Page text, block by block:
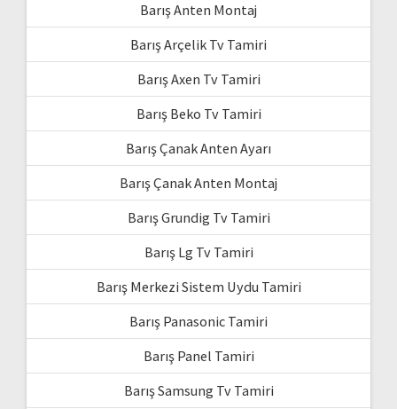
Barış Anten Montaj
Barış Arçelik Tv Tamiri
Barış Axen Tv Tamiri
Barış Beko Tv Tamiri
Barış Çanak Anten Ayarı
Barış Çanak Anten Montaj
Barış Grundig Tv Tamiri
Barış Lg Tv Tamiri
Barış Merkezi Sistem Uydu Tamiri
Barış Panasonic Tamiri
Barış Panel Tamiri
Barış Samsung Tv Tamiri